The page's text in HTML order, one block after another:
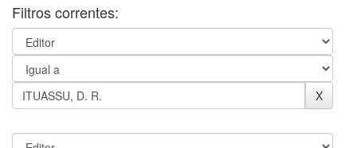
Filtros correntes: